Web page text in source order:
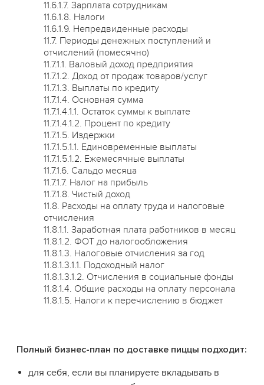
11.6.1.7. Зарплата сотрудникам
11.6.1.8. Налоги
11.6.1.9. Непредвиденные расходы
11.7. Периоды денежных поступлений и
отчислений (помесячно)
11.7.1.1. Валовый доход предприятия
11.7.1.2. Доход от продаж товаров/услуг
11.7.1.3. Выплаты по кредиту
11.7.1.4. Основная сумма
11.7.1.4.1.1. Остаток суммы к выплате
11.7.1.4.1.2. Процент по кредиту
11.7.1.5. Издержки
11.7.1.5.1.1. Единовременные выплаты
11.7.1.5.1.2. Ежемесячные выплаты
11.7.1.6. Сальдо месяца
11.7.1.7. Налог на прибыль
11.7.1.8. Чистый доход
11.8. Расходы на оплату труда и налоговые
отчисления
11.8.1.1. Заработная плата работников в месяц
11.8.1.2. ФОТ до налогообложения
11.8.1.3. Налоговые отчисления за год
11.8.1.3.1.1. Подоходный налог
11.8.1.3.1.2. Отчисления в социальные фонды
11.8.1.4. Общие расходы на оплату персонала
11.8.1.5. Налоги к перечислению в бюджет
Полный бизнес-план по доставке пиццы подходит:
для себя, если вы планируете вкладывать в